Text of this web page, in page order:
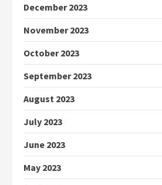
December 2023
November 2023
October 2023
September 2023
August 2023
July 2023
June 2023
May 2023